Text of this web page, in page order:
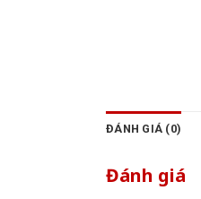
ĐÁNH GIÁ (0)
Đánh giá